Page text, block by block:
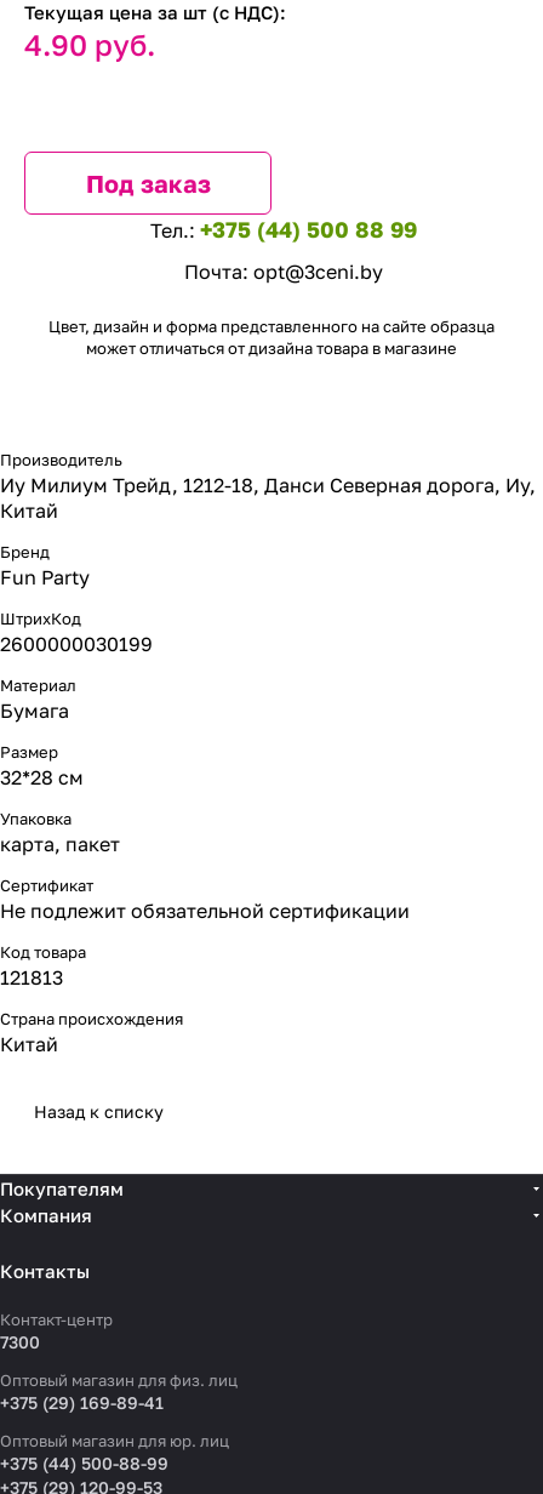
Текущая цена за шт (с НДС):
4.90 руб.
Под заказ
Тел.: +375 (44) 500 88 99
Почта: opt@3ceni.by
Цвет, дизайн и форма представленного на сайте образца
может отличаться от дизайна товара в магазине
Производитель
Иу Милиум Трейд, 1212-18, Данси Северная дорога, Иу,
Китай
Бренд
Fun Party
ШтрихКод
2600000030199
Материал
Бумага
Размер
32*28 см
Упаковка
карта, пакет
Сертификат
Не подлежит обязательной сертификации
Код товара
121813
Страна происхождения
Китай
Назад к списку
Покупателям
Компания
Контакты
Контакт-центр
7300
Оптовый магазин для физ. лиц
+375 (29) 169-89-41
Оптовый магазин для юр. лиц
+375 (44) 500-88-99
+375 (29) 120-99-53